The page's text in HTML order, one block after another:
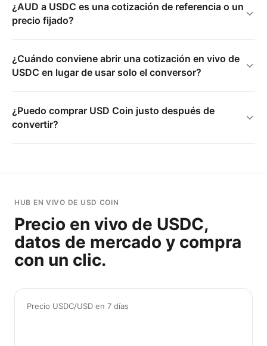
¿AUD a USDC es una cotización de referencia o un
precio fijado?
¿Cuándo conviene abrir una cotización en vivo de
USDC en lugar de usar solo el conversor?
¿Puedo comprar USD Coin justo después de
convertir?
HUB EN VIVO DE USD COIN
Precio en vivo de USDC,
datos de mercado y compra
con un clic.
Precio USDC/USD en 7 días